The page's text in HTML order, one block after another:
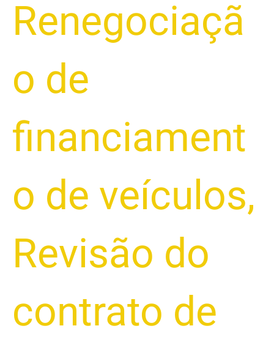
Renegociaçã
o de
financiament
o de veículos,
Revisão do
contrato de